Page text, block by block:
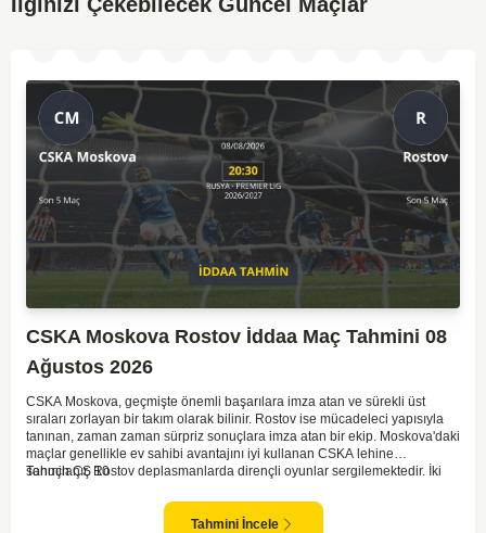
CSKA Moskova Rostov İddaa Maç Tahmini 08
Ağustos 2026
CSKA Moskova, geçmişte önemli başarılara imza atan ve sürekli üst
sıraları zorlayan bir takım olarak bilinir. Rostov ise mücadeleci yapısıyla
tanınan, zaman zaman sürpriz sonuçlara imza atan bir ekip. Moskova'daki
maçlar genellikle ev sahibi avantajını iyi kullanan CSKA lehine
sonuçlanır. Rostov deplasmanlarda dirençli oyunlar sergilemektedir. İki
göstermektedir. CSKA'nın evinde oynayacak olması ve genel istatistikler
göz önüne alındığında, CSKA'nın sahasında kolay kolay puan
Tahmin ÇŞ 10
Tahmini İncele